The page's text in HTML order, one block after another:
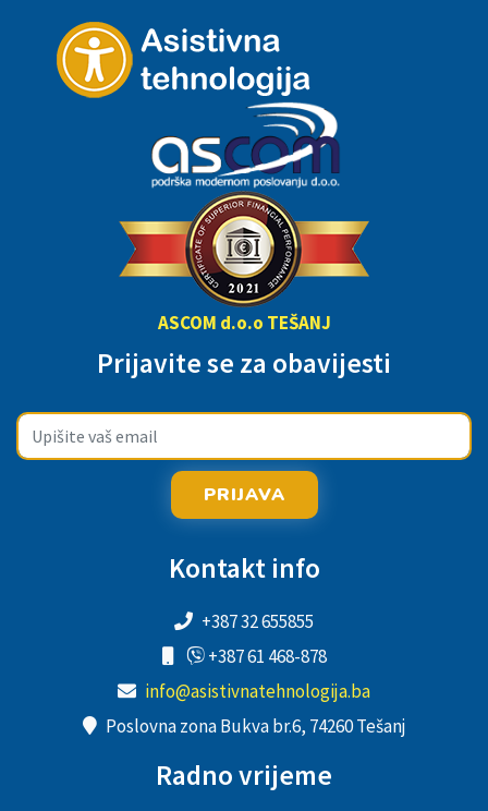
ASCOM d.o.o TEŠANJ
Prijavite se za obavijesti
PRIJAVA
Kontakt info
+387 32 655855
+387 61 468-878
info@asistivnatehnologija.ba
Poslovna zona Bukva br.6, 74260 Tešanj
Radno vrijeme